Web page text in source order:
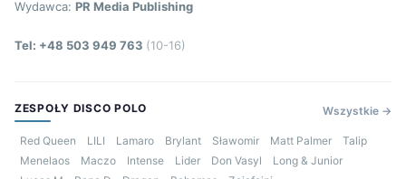
Wydawca: PR Media Publishing
Tel: +48 503 949 763 (10-16)
ZESPOŁY DISCO POLO Wszystkie →
Red Queen LILI Lamaro Brylant Sławomir Matt Palmer
Talip
Menelaos
Maczo Intense Lider Don Vasyl
Long & Junior